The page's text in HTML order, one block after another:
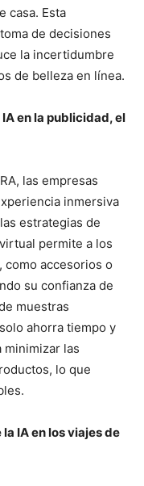
casa. Esta
de decisiones
la incertidumbre
de belleza en línea.
en la publicidad, el
las empresas
inmersiva
estrategias de
permite a los
accesorios o
su confianza de
muestras
ahorra tiempo y
minimizar las
lo que
IA en los viajes de